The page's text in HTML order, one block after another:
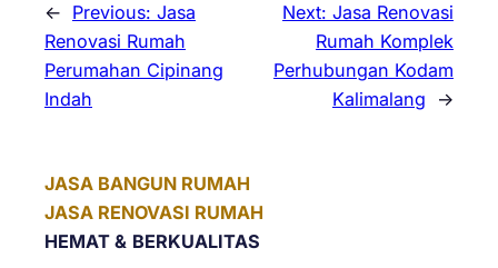
← Previous: Jasa
Renovasi Rumah
Perumahan Cipinang
Indah
Next: Jasa Renovasi
Rumah Komplek
Perhubungan Kodam
Kalimalang
→
JASA BANGUN RUMAH
JASA RENOVASI RUMAH
HEMAT & BERKUALITAS